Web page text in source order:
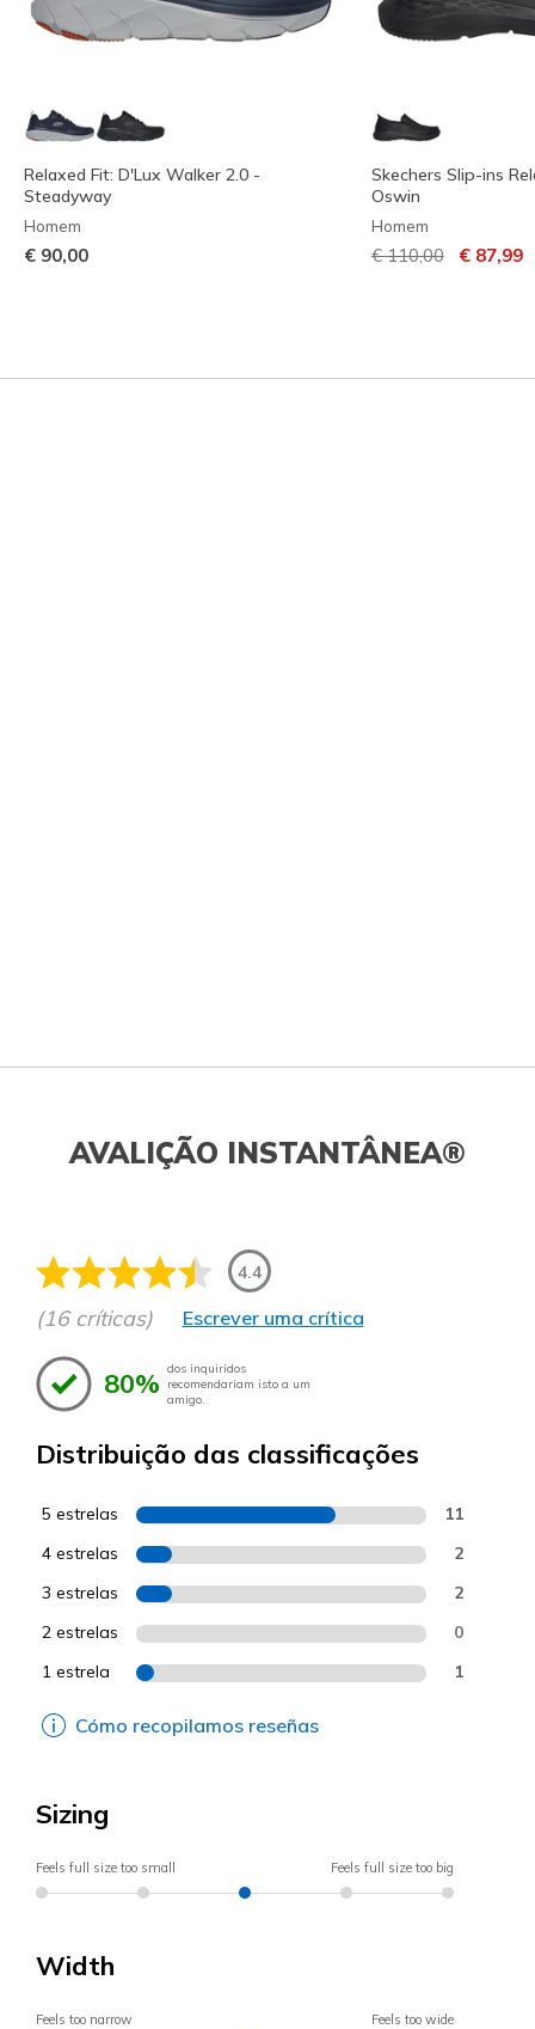
Relaxed Fit: D'Lux Walker 2.0 -
Steadyway
Homem
€ 90,00
Skechers Slip-ins
Oswin
Homem
Preço com
€ 110,00para
€ 87,99
AVALIÇÃO INSTANTÂNEA®
4.4
(16 críticas) Escrever uma crítica
80% dos inquiridos
recomendariam isto a um
amigo.
Distribuição das classificações
5 estrelas 11
4 estrelas 2
3 estrelas 2
2 estrelas 0
1 estrela 1
Cómo recopilamos reseñas
Sizing
Feels full size too small Feels full size too big
Width
Feels too narrow Feels too wide